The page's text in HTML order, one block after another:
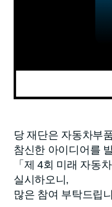
당 재단은 자동차부
참신한 아이디어를
「제 4회 미래 자동
실시하오니,
많은 참여 부탁드립